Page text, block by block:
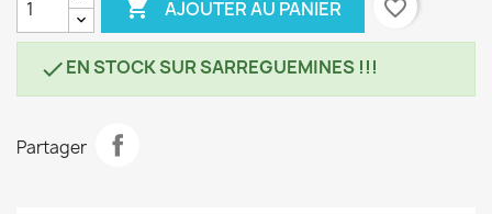
 AJOUTER AU PANIER favorite_border
EN STOCK SUR SARREGUEMINES !!!
Partager